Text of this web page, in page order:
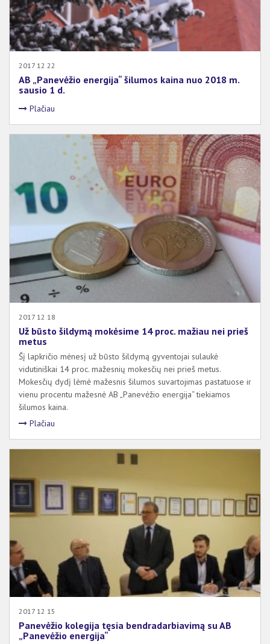
2020
2019
2018
2017
2017 12 22
AB „Panevėžio energija“ šilumos kaina nuo 2018 m.
sausio 1 d.
Plačiau
2017 12 18
Už būsto šildymą mokėsime 14 proc. mažiau nei prieš
metus
Šį lapkričio mėnesį už būsto šildymą gyventojai sulaukė
vidutiniškai 14 proc. mažesnių mokesčių nei prieš metus.
Mokesčių dydį lėmė mažesnis šilumos suvartojimas pastatuose ir
vienu procentu mažesnė AB „Panevėžio energija“ tiekiamos
šilumos kaina.
Plačiau
2017 12 15
Panevėžio kolegija tęsia bendradarbiavimą su AB
„Panevėžio energija“